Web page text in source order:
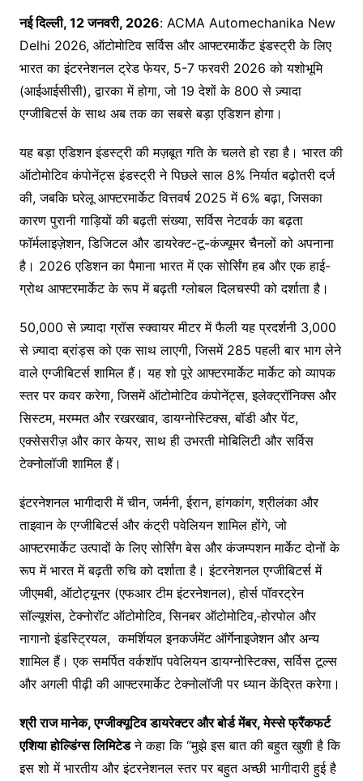
नई दिल्ली, 12जनवरी, 2026: ACMA Automechanika New
Delhi 2026, ऑटोमोटिव सर्विस और आफ्टरमार्केट इंडस्ट्री के लिए
भारत का इंटरनेशनल ट्रेड फेयर, 5-7 फरवरी 2026 को यशोभूमि
(आईआईसीसी), द्वारका में होगा, जो 19 देशों के 800 से ज़्यादा
एग्जीबिटर्स के साथ अब तक का सबसे बड़ा एडिशन होगा।
यह बड़ा एडिशन इंडस्ट्री की मज़बूत गति के चलते हो रहा है। भारत की
ऑटोमोटिव कंपोनेंट्स इंडस्ट्री ने पिछले साल 8% निर्यात बढ़ोतरी दर्ज
की, जबकि घरेलू आफ्टरमार्केट वित्तवर्ष 2025 में 6% बढ़ा, जिसका
कारण पुरानी गाड़ियों की बढ़ती संख्या, सर्विस नेटवर्क का बढ़ता
फॉर्मलाइज़ेशन, डिजिटल और डायरेक्ट-टू-कंज्यूमर चैनलों को अपनाना
है। 2026 एडिशन का पैमाना भारत में एक सोर्सिंग हब और एक हाई-
ग्रोथ आफ्टरमार्केट के रूप में बढ़ती ग्लोबल दिलचस्पी को दर्शाता है।
50,000 से ज़्यादा ग्रॉस स्क्वायर मीटर में फैली यह प्रदर्शनी 3,000
से ज़्यादा ब्रांड्स को एक साथ लाएगी, जिसमें 285 पहली बार भाग लेने
वाले एग्जीबिटर्स शामिल हैं। यह शो पूरे आफ्टरमार्केट मार्केट को व्यापक
स्तर पर कवर करेगा, जिसमें ऑटोमोटिव कंपोनेंट्स, इलेक्ट्रॉनिक्स और
सिस्टम, मरम्मत और रखरखाव, डायग्नोस्टिक्स, बॉडी और पेंट,
एक्सेसरीज़ और कार केयर, साथ ही उभरती मोबिलिटी और सर्विस
टेक्नोलॉजी शामिल हैं।
इंटरनेशनल भागीदारी में चीन, जर्मनी, ईरान, हांगकांग, श्रीलंका और
ताइवान के एग्जीबिटर्स और कंट्री पवेलियन शामिल होंगे, जो
आफ्टरमार्केट उत्पादों के लिए सोर्सिंग बेस और कंजम्पशन मार्केट दोनों के
रूप में भारत में बढ़ती रुचि को दर्शाता है। इंटरनेशनल एग्जीबिटर्स में
जीएमबी, ऑटोट्यूनर (एफआर टीम इंटरनेशनल), होर्स पॉवरट्रेन
सॉल्यूशंस, टेक्नोरॉट ऑटोमोटिव, सिनबर ऑटोमोटिव, होरपोल और
नागानो इंडस्ट्रियल, कमर्शियल इनकर्जमेंट ऑर्गेनाइजेशन और अन्य
शामिल हैं। एक समर्पित वर्कशॉप पवेलियन डायग्नोस्टिक्स, सर्विस टूल्स
और अगली पीढ़ी की आफ्टरमार्केट टेक्नोलॉजी पर ध्यान केंद्रित करेगा।
श्री राज मानेक, एग्जीक्यूटिव डायरेक्टर और बोर्ड मेंबर,मेस्से फ्रैंकफर्ट
एशिया होल्डिंग्स लिमिटेडने कहा कि “मुझे इस बात की बहुत खुशी है कि
इस शो में भारतीय और इंटरनेशनल स्तर पर बहुत अच्छी भागीदारी हुई है